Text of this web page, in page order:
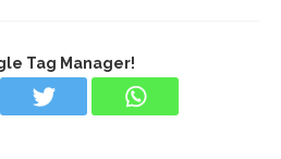
Tag Manager!